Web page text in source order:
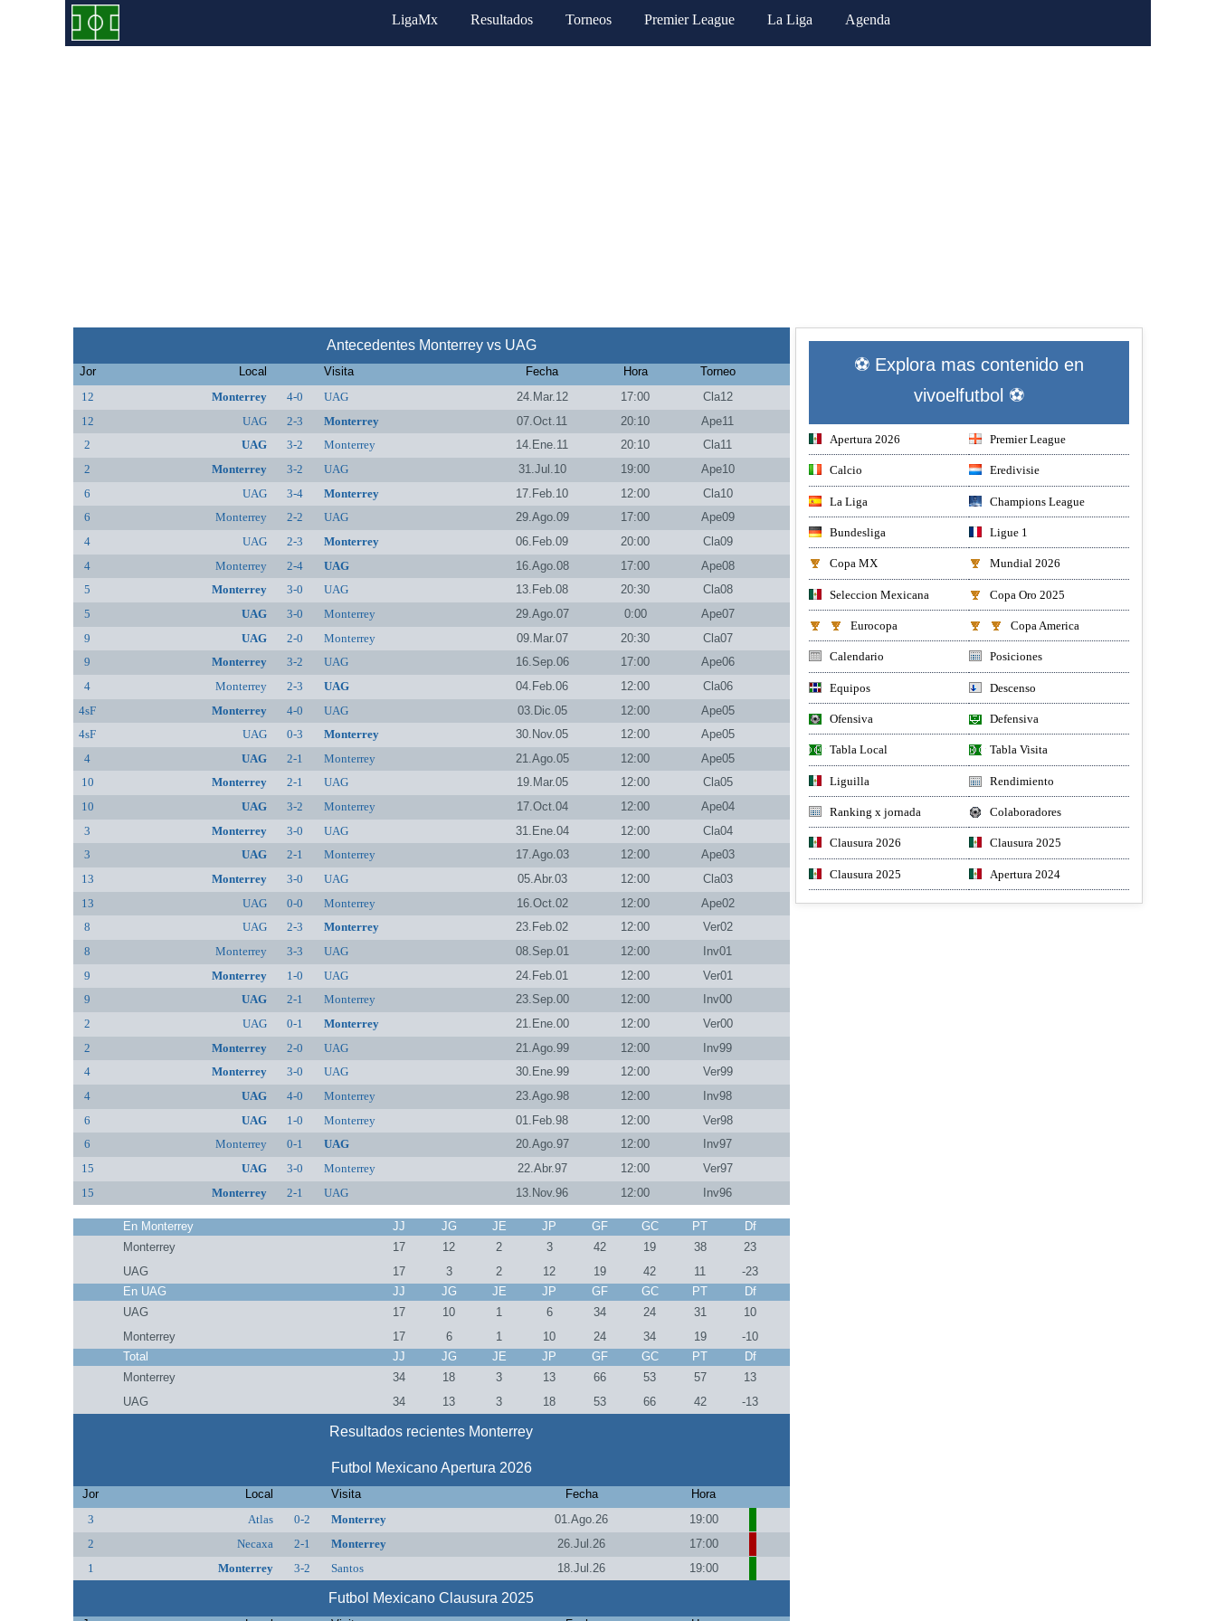
LigaMx Resultados Torneos Premier League La Liga Agenda
Antecedentes Monterrey vs UAG
Jor Local Visita Fecha Hora
Torneo
12
Monterrey 4-0 UAG 24.Mar.12 17:00
Cla12
12
UAG 2-3 Monterrey 07.Oct.11 20:10
Ape11
2
UAG 3-2 Monterrey 14.Ene.11 20:10
Cla11
2
Monterrey 3-2 UAG 31.Jul.10 19:00
Ape10
6
UAG 3-4 Monterrey 17.Feb.10 12:00
Cla10
6
Monterrey 2-2 UAG 29.Ago.09 17:00
Ape09
4
UAG 2-3 Monterrey 06.Feb.09 20:00
Cla09
4
Monterrey 2-4 UAG 16.Ago.08 17:00
Ape08
5
Monterrey 3-0 UAG 13.Feb.08 20:30
Cla08
5
UAG 3-0 Monterrey 29.Ago.07 0:00
Ape07
9
UAG 2-0 Monterrey 09.Mar.07 20:30
Cla07
9
Monterrey 3-2 UAG 16.Sep.06 17:00
Ape06
4
Monterrey 2-3 UAG 04.Feb.06 12:00
Cla06
4sF
Monterrey 4-0 UAG 03.Dic.05 12:00
Ape05
4sF
UAG 0-3 Monterrey 30.Nov.05 12:00
Ape05
4
UAG 2-1 Monterrey 21.Ago.05 12:00
Ape05
10
Monterrey 2-1 UAG 19.Mar.05 12:00
Cla05
10
UAG 3-2 Monterrey 17.Oct.04 12:00
Ape04
3
Monterrey 3-0 UAG 31.Ene.04 12:00
Cla04
3
UAG 2-1 Monterrey 17.Ago.03 12:00
Ape03
13
Monterrey 3-0 UAG 05.Abr.03 12:00
Cla03
13
UAG 0-0 Monterrey 16.Oct.02 12:00
Ape02
8
UAG 2-3 Monterrey 23.Feb.02 12:00
Ver02
8
Monterrey 3-3 UAG 08.Sep.01 12:00
Inv01
9
Monterrey 1-0 UAG 24.Feb.01 12:00
Ver01
9
UAG 2-1 Monterrey 23.Sep.00 12:00
Inv00
2
UAG 0-1 Monterrey 21.Ene.00 12:00
Ver00
2
Monterrey 2-0 UAG 21.Ago.99 12:00
Inv99
4
Monterrey 3-0 UAG 30.Ene.99 12:00
Ver99
4
UAG 4-0 Monterrey 23.Ago.98 12:00
Inv98
6
UAG 1-0 Monterrey 01.Feb.98 12:00
Ver98
6
Monterrey 0-1 UAG 20.Ago.97 12:00
Inv97
15
UAG 3-0 Monterrey 22.Abr.97 12:00
Ver97
15
Monterrey 2-1 UAG 13.Nov.96 12:00 Inv96
En Monterrey JJ JG JE JP GF GC PT
Df
Monterrey
17 12 2 3 42 19 38
23
UAG
17 3 2 12 19 42 11
-23
En UAG
JJ JG JE JP GF GC PT
Df
UAG
17 10 1 6 34 24 31
10
Monterrey
17 6 1 10 24 34 19
-10
Total
JJ JG JE JP GF GC PT
Df
Monterrey
34 18 3 13 66 53 57
13
UAG
34 13 3 18 53 66 42 -13
Resultados recientes Monterrey
Futbol Mexicano Apertura 2026
Jor Local Visita Fecha
Hora
3
Atlas 0-2 Monterrey 01.Ago.26
19:00
2
Necaxa 2-1 Monterrey 26.Jul.26
17:00
1
Monterrey 3-2 Santos 18.Jul.26 19:00
Futbol Mexicano Clausura 2025
⚽ Explora mas contenido en
vivoelfutbol ⚽
Apertura 2026 Premier League
Calcio Eredivisie
La Liga Champions League
Bundesliga Ligue 1
Copa MX Mundial 2026
Seleccion Mexicana Copa Oro 2025
Eurocopa Copa America
Calendario Posiciones
Equipos Descenso
Ofensiva Defensiva
Tabla Local Tabla Visita
Liguilla Rendimiento
Ranking x jornada Colaboradores
Clausura 2026 Clausura 2025
Clausura 2025 Apertura 2024